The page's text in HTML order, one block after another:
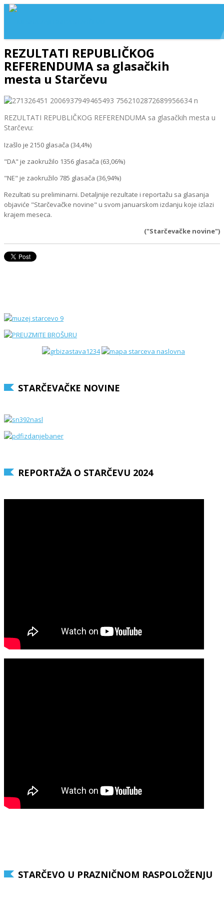
REZULTATI REPUBLIČKOG
REFERENDUMA sa glasačkih
mesta u Starčevu
REZULTATI REPUBLIČKOG REFERENDUMA sa glasačkih mesta u
Starčevu:
Izašlo je 2150 glasača (34,4%)
"DA" je zaokružilo 1356 glasača (63,06%)
"NE" je zaokružilo 785 glasača (36,94%)
Rezultati su preliminarni. Detaljnije rezultate i reportažu sa glasanja
objaviće "Starčevačke novine" u svom januarskom izdanju koje izlazi
krajem meseca.
("Starčevačke novine")
STARČEVAČKE NOVINE
REPORTAŽA O STARČEVU 2024
STARČEVO U PRAZNIČNOM RASPOLOŽENJU